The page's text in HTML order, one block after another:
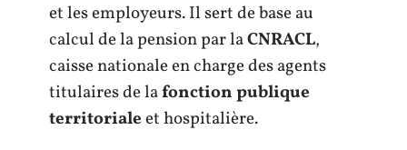
et les employeurs. Il sert de base au
calcul de la pension par laCNRACL,
caisse nationale en charge des agents
titulaires de lafonction publique
territorialeet hospitalière.